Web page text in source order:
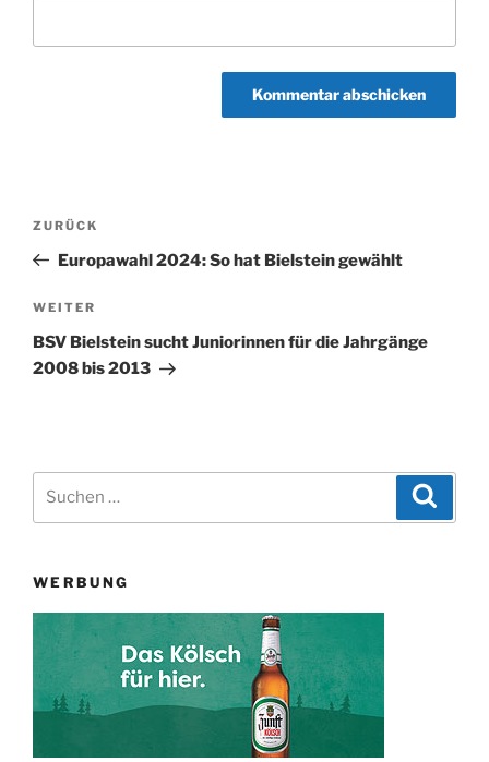
Beitragsnavigation
Vorheriger
Beitrag
ZURÜCK
Europawahl 2024: So hat Bielstein gewählt
Nächster
Beitrag
WEITER
BSV Bielstein sucht Juniorinnen für die Jahrgänge
2008 bis 2013
WERBUNG